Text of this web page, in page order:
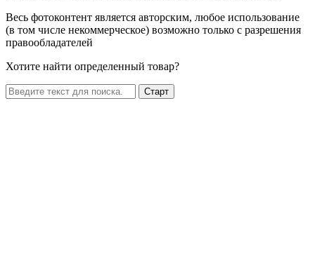
Весь фотоконтент является авторским, любое использование
(в том числе некоммерческое) возможно только с разрешения
правообладателей
Хотите найти определенный товар?
Старт